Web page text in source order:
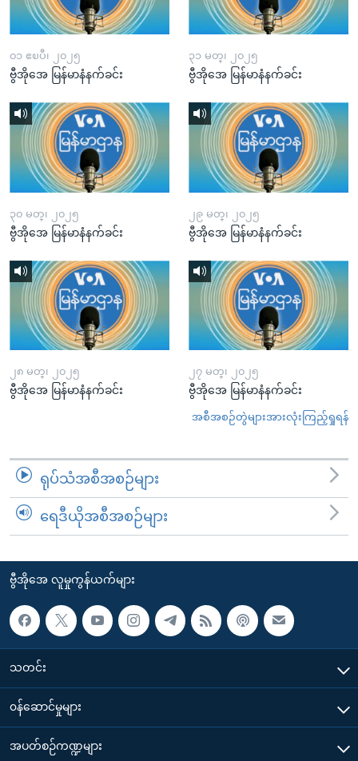
၀၁ ဧၿပီ၊ ၂၀၂၅
ဗွီအိုအေ မြန်မာနံနက်ခင်း
၃၁ မတ္၊ ၂၀၂၅
ဗွီအိုအေ မြန်မာနံနက်ခင်း
၃၀ မတ္၊ ၂၀၂၅
ဗွီအိုအေ မြန်မာနံနက်ခင်း
၂၉ မတ္၊ ၂၀၂၅
ဗွီအိုအေ မြန်မာနံနက်ခင်း
၂၈ မတ္၊ ၂၀၂၅
ဗွီအိုအေ မြန်မာနံနက်ခင်း
၂၇ မတ္၊ ၂၀၂၅
ဗွီအိုအေ မြန်မာနံနက်ခင်း
အစီအစဉ်တွဲများအားလုံးကြည့်ရှုရန်
ရုပ်သံအစီအစဉ်များ
ရေဒီယိုအစီအစဉ်များ
ဗွီအိုအေ လူမှုကွန်ယက်များ
သတင်း
၀န်ဆောင်မှုများ
အပတ်စဉ်ကဏ္ဍများ